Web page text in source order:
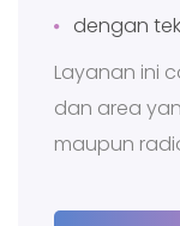
dengan
Layanan ini
dan area
maupun